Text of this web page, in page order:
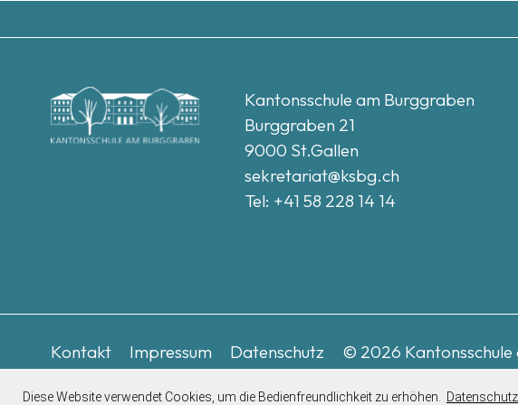
Diese Website verwendet Cookies, um die Bedienfreundlichkeit zu erhöhen.
Kantonsschule am Burggraben
Burggraben 21
9000 St.Gallen
sekretariat@ksbg.ch
Tel: +41 58 228 14 14
Kontakt Impressum Datenschutz © 2026